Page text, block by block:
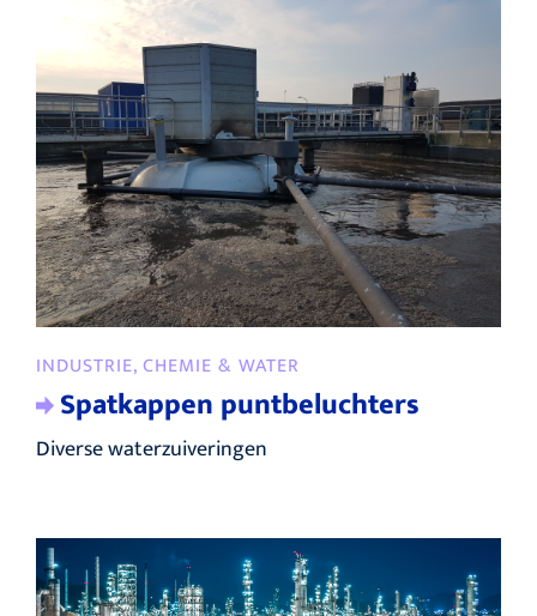
INDUSTRIE, CHEMIE & WATER
Spatkappen puntbeluchters
Diverse waterzuiveringen